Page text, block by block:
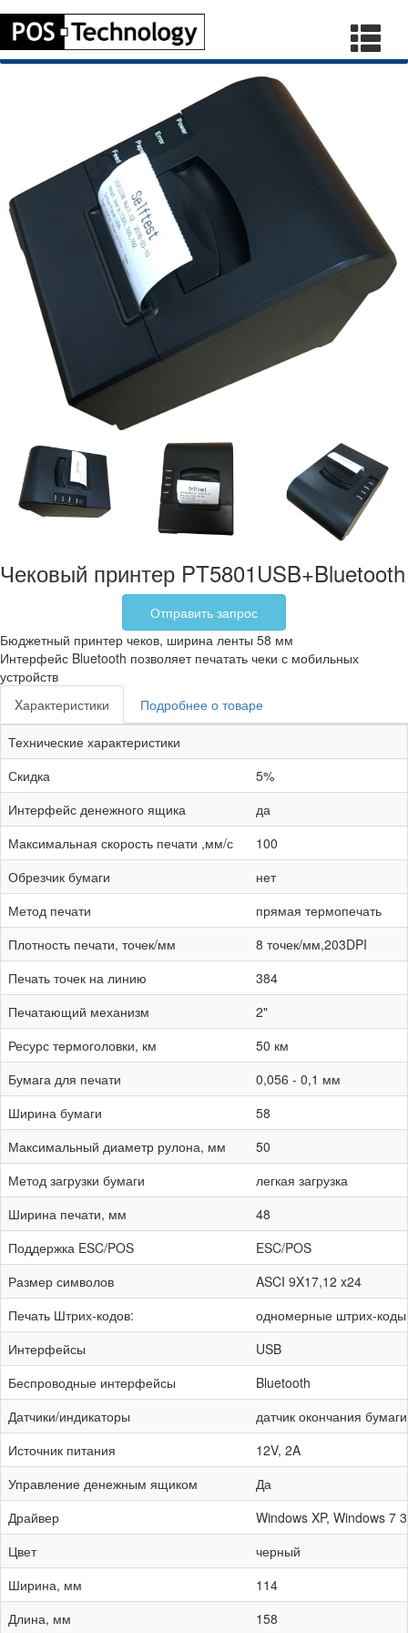
ТОВАРЫ
Чековый принтер PT5801USB+Bluetooth
Отправить запрос
Бюджетный принтер чеков, ширина ленты 58 мм
Интерфейс Bluetooth позволяет печатать чеки с мобильных
устройств
Xарактеристики
Подробнее о товаре
Технические характеристики
Скидка
5%
Интерфейс денежного ящика
да
Максимальная скорость печати ,мм/с
100
Обрезчик бумаги
нет
Метод печати
прямая термопечать
Плотность печати, точек/мм
8 точек/мм,203DPI
Печать точек на линию
384
Печатающий механизм
2"
Ресурс термоголовки, км
50 км
Бумага для печати
0,056 - 0,1 мм
Ширина бумаги
58
Максимальный диаметр рулона, мм
50
Метод загрузки бумаги
легкая загрузка
Ширина печати, мм
48
Поддержка ESC/POS
ESC/POS
Размер символов
ASCI 9X17,12 x24
Печать Штрих-кодов:
одномерные штрих-коды
Интерфейсы
USB
Беспроводные интерфейсы
Bluetooth
Датчики/индикаторы
датчик окончания бумаги
Источник питания
12V, 2A
Управление денежным ящиком
Да
Драйвер
Windows XP, Windows 7
Цвет
черный
Ширина, мм
114
Длина, мм
158